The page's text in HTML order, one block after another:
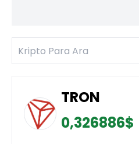
TRON
0,326886$